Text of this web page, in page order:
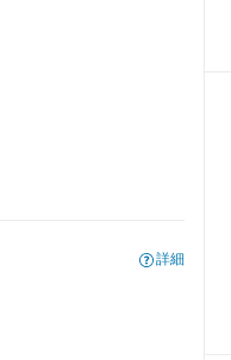
詳細